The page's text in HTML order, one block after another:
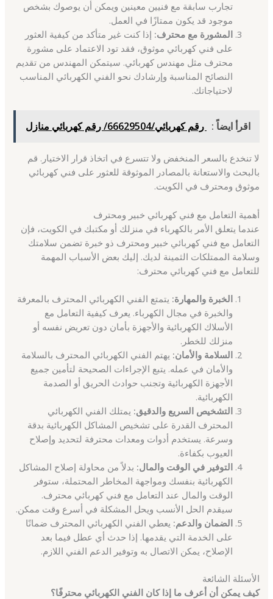
تجارب سابقة مع فنيين معينين ويمكن أن يوصوك بشخص
موجود قد يكون ممتازًا في العمل.
المشورة مع محترف: إذا كنت غير متأكد من كيفية العثور
على فني كهربائي موثوق، فقد تود الاعتماد على مشورة
محترف مثل مهندس كهربائي. سيتمكن المهندس من تقديم
النصائح المناسبة وإرشادك نحو الفني الكهربائي المناسب
لاحتياجاتك.
اقرأ ايضاً : رقم كهربائي/66629504/ رقم كهربائي منازل
لا تنخدع بالسعر المنخفض ولا تتسرع في اتخاذ قرار الاختيار. قم
بالبحث والاستعانة بالمصادر الموثوقة للعثور على فني كهربائي
موثوق ومحترف في الكويت.
أهمية التعامل مع فني كهربائي خبير ومحترف
عندما يتعلق الأمر بالكهرباء في منزلك أو مكتبك في الكويت، فإن
التعامل مع فني كهربائي خبير ومحترف ذو خبرة تضمن سلامتك
وسلامة الممتلكات الثمينة لديك. إليك بعض الأسباب المهمة
للتعامل مع فني كهربائي محترف:
الخبرة والمهارة: يتمتع الفني الكهربائي المحترف بالمعرفة
والخبرة في مجال الكهرباء. يعرف كيفية التعامل مع
الأسلاك الكهربائية والأجهزة بأمان دون تعريض نفسه أو
منزلك للخطر.
السلامة والأمان: يهتم الفني الكهربائي المحترف بالسلامة
والأمان في عمله. يتبع الإجراءات الصحيحة لتأمين جميع
الأجهزة الكهربائية وتجنب حوادث الحريق أو الصدمة
الكهربائية.
التشخيص السريع والدقيق: يمتلك الفني الكهربائي
المحترف القدرة على تشخيص المشاكل الكهربائية بدقة
وسرعة. يستخدم أدوات ومعدات محترفة لتحديد وإصلاح
العيوب بكفاءة.
التوفير في الوقت والمال: بدلاً من محاولة إصلاح المشاكل
الكهربائية بنفسك ومواجهة المخاطر المحتملة، ستوفر
الوقت والمال عند التعامل مع فني كهربائي محترف.
سيقدم الحل الأنسب ويحل المشكلة في أسرع وقت ممكن.
الضمان والدعم: يعطي الفني الكهربائي المحترف ضمانًا
على الخدمة التي يقدمها. إذا حدث أي عطل فيما بعد
الإصلاح، يمكن الاتصال به وتوفير الدعم الفني اللازم.
الأسئلة الشائعة
كيف يمكن أن أعرف ما إذا كان الفني الكهربائي محترفًا؟